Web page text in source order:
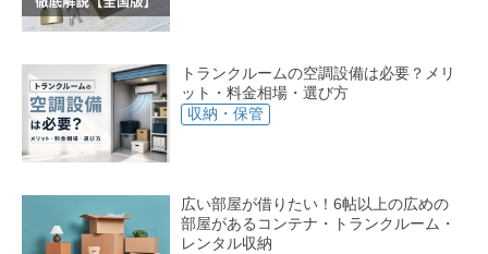
トランクルームの空調設備は必要？メリ
ット・料金相場・選び方
収納・保管
広い部屋が借りたい！6帖以上の広めの
部屋があるコンテナ・トランクルーム・
レンタル収納